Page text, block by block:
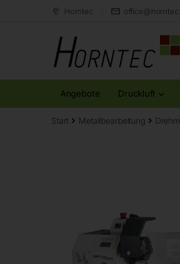
Horntec
Angebote Druckluft
Start Metallbearbeitung